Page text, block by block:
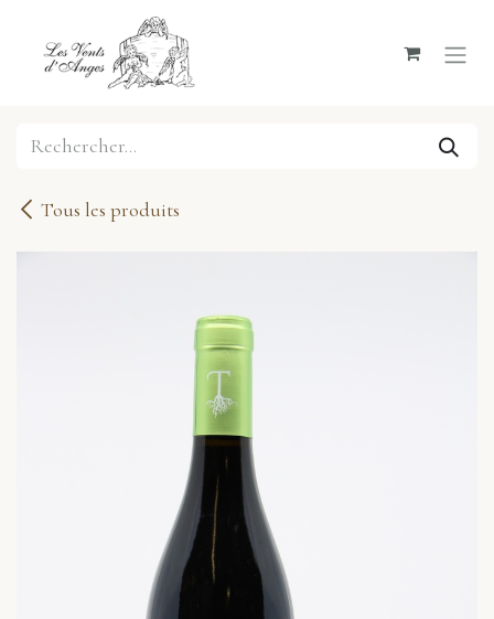
Se rendre au contenu
Tous les produits